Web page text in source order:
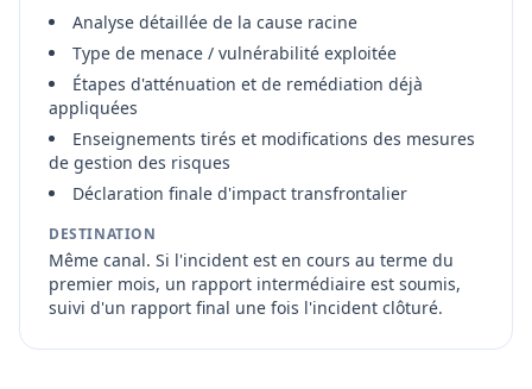
Analyse détaillée de la cause racine
Type de menace / vulnérabilité exploitée
Étapes d'atténuation et de remédiation déjà
appliquées
Enseignements tirés et modifications des mesures
de gestion des risques
Déclaration finale d'impact transfrontalier
DESTINATION
Même canal. Si l'incident est en cours au terme du
premier mois, un rapport intermédiaire est soumis,
suivi d'un rapport final une fois l'incident clôturé.